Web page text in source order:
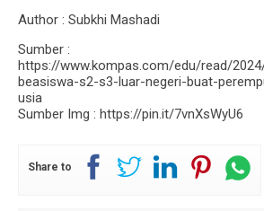
Author : Subkhi Mashadi
Sumber :
https://www.kompas.com/edu/read/
beasiswa-s2-s3-luar-negeri-buat-
usia
Sumber Img : https://pin.it/7vnXsWyU6
Share to